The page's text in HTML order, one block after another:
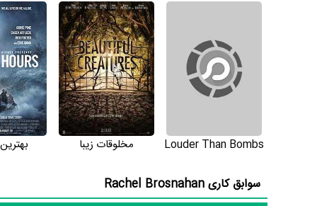
with You (But You've Got to Leave Me Alone)
برای ما ارسال کنید.
عرصه تئاتر و هنرهای نمایشی نیز بی‌تفاوت نیست و به این
Louder Than Bombs مخلوقات زیبا
سوابق کاری Rachel Brosnahan